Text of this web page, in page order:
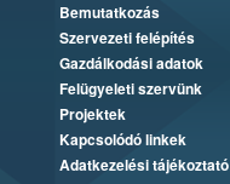
Bemutatkozás
Szervezeti felépítés
Gazdálkodási adatok
Felügyeleti szervünk
Projektek
Kapcsolódó linkek
Adatkezelési tájékoztató